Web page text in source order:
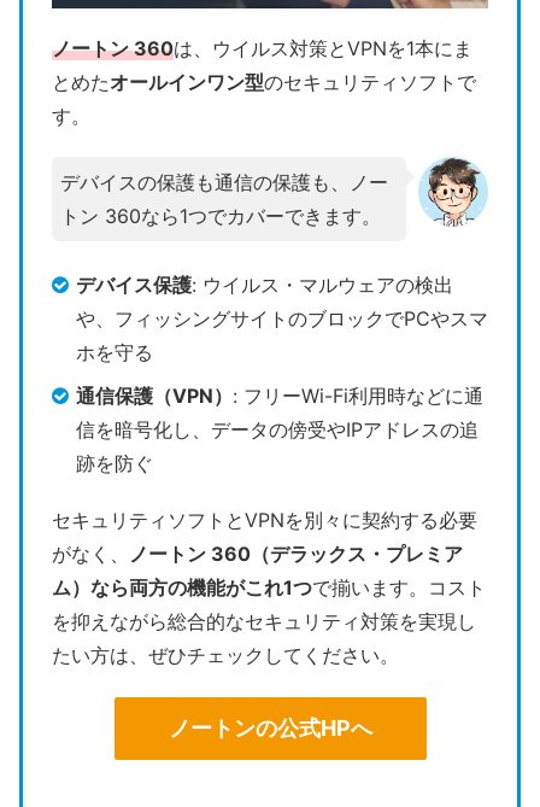
ノートン 360は、ウイルス対策とVPNを1本にま
とめたオールインワン型のセキュリティソフトで
す。
デバイスの保護も通信の保護も、ノー
トン 360なら1つでカバーできます。
デバイス保護: ウイルス・マルウェアの検出
や、フィッシングサイトのブロックでPCやスマ
ホを守る
通信保護（VPN） : フリーWi-Fi利用時などに通
信を暗号化し、データの傍受やIPアドレスの追
跡を防ぐ
セキュリティソフトとVPNを別々に契約する必要
がなく、 ノートン 360（デラックス・プレミア
ム）なら両方の機能がこれ1つで揃います。コスト
を抑えながら総合的なセキュリティ対策を実現し
たい方は、ぜひチェックしてください。
ノートンの公式HPへ